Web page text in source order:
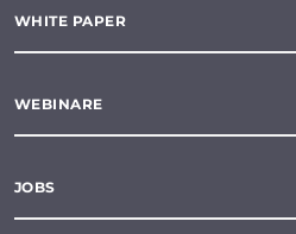
WHITE PAPER
WEBINARE
JOBS